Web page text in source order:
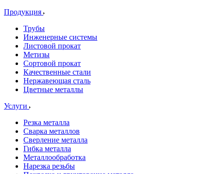
Продукция
Трубы
Инженерные системы
Листовой прокат
Метизы
Сортовой прокат
Качественные стали
Нержавеющая сталь
Цветные металлы
Услуги
Резка металла
Сварка металлов
Сверление металла
Гибка металла
Металлообработка
Нарезка резьбы